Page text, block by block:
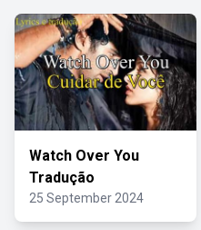
Watch Over You
Tradução
25 September 2024